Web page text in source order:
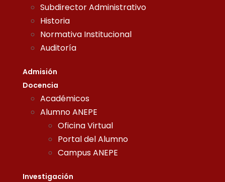
Subdirector Administrativo
Historia
Normativa Institucional
Auditoría
Admisión
Docencia
Académicos
Alumno ANEPE
Oficina Virtual
Portal del Alumno
Campus ANEPE
Investigación